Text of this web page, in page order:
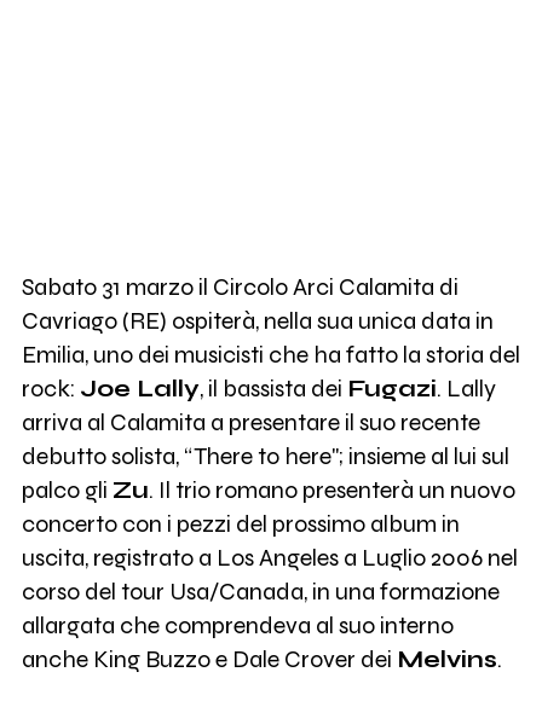
Sabato 31 marzo il Circolo Arci Calamita di
Cavriago (RE) ospiterà, nella sua unica data in
Emilia, uno dei musicisti che ha fatto la storia del
rock: Joe Lally, il bassista dei Fugazi. Lally
arriva al Calamita a presentare il suo recente
debutto solista, “There to here"; insieme al lui sul
palco gli Zu. Il trio romano presenterà un nuovo
concerto con i pezzi del prossimo album in
uscita, registrato a Los Angeles a Luglio 2006 nel
corso del tour Usa/Canada, in una formazione
allargata che comprendeva al suo interno
anche King Buzzo e Dale Crover dei Melvins.